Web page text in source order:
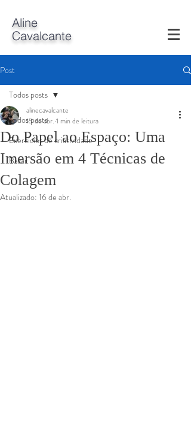
Aline
Cavalcante
Post
Todos posts
Exercícios de criatividade
Bazar
Todos posts
Do Papel ao Espaço: Uma
Imersão em 4 Técnicas de
Colagem
alinecavalcante
15 de abr. 1 min de leitura
Atualizado: 16 de abr.